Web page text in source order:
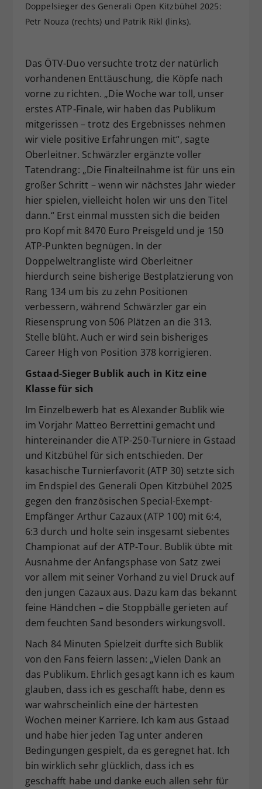
Doppelsieger des Generali Open Kitzbühel 2025:
Petr Nouza (rechts) und Patrik Rikl (links).
Das ÖTV-Duo versuchte trotz der natürlich
vorhandenen Enttäuschung, die Köpfe nach
vorne zu richten. „Die Woche war toll, unser
erstes ATP‑Finale, wir haben das Publikum
mitgerissen – trotz des Ergebnisses nehmen
wir viele positive Erfahrungen mit“, sagte
Oberleitner. Schwärzler ergänzte voller
Tatendrang: „Die Finalteilnahme ist für uns ein
großer Schritt – wenn wir nächstes Jahr wieder
hier spielen, vielleicht holen wir uns den Titel
dann.“ Erst einmal mussten sich die beiden
pro Kopf mit 8470 Euro Preisgeld und je 150
ATP-Punkten begnügen. In der
Doppelweltrangliste wird Oberleitner
hierdurch seine bisherige Bestplatzierung von
Rang 134 um bis zu zehn Positionen
verbessern, während Schwärzler gar ein
Riesensprung von 506 Plätzen an die 313.
Stelle blüht. Auch er wird sein bisheriges
Career High von Position 378 korrigieren.
Gstaad-Sieger Bublik auch in Kitz eine
Klasse für sich
Im Einzelbewerb hat es Alexander Bublik wie
im Vorjahr Matteo Berrettini gemacht und
hintereinander die ATP-250-Turniere in Gstaad
und Kitzbühel für sich entschieden. Der
kasachische Turnierfavorit (ATP 30) setzte sich
im Endspiel des Generali Open Kitzbühel 2025
gegen den französischen Special-Exempt-
Empfänger Arthur Cazaux (ATP 100) mit 6:4,
6:3 durch und holte sein insgesamt siebentes
Championat auf der ATP-Tour. Bublik übte mit
Ausnahme der Anfangsphase von Satz zwei
vor allem mit seiner Vorhand zu viel Druck auf
den jungen Cazaux aus. Dazu kam das bekannt
feine Händchen – die Stoppbälle gerieten auf
dem feuchten Sand besonders wirkungsvoll.
Nach 84 Minuten Spielzeit durfte sich Bublik
von den Fans feiern lassen: „Vielen Dank an
das Publikum. Ehrlich gesagt kann ich es kaum
glauben, dass ich es geschafft habe, denn es
war wahrscheinlich eine der härtesten
Wochen meiner Karriere. Ich kam aus Gstaad
und habe hier jeden Tag unter anderen
Bedingungen gespielt, da es geregnet hat. Ich
bin wirklich sehr glücklich, dass ich es
geschafft habe und danke euch allen sehr für